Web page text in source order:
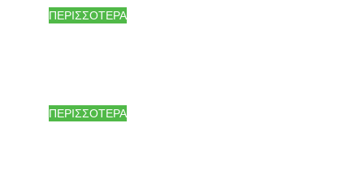
ΠΕΡΙΣΣΟΤΕΡΑ
ΠΕΡΙΣΣΟΤΕΡΑ